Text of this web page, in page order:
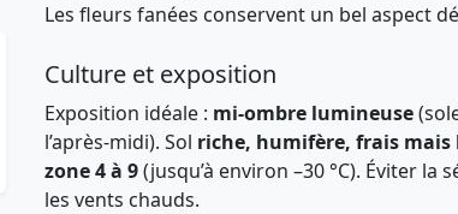
Les fleurs fanées conservent un bel aspect
Culture et exposition
Exposition idéale : mi-ombre lumineuse
l’après-midi). Sol riche, humifère, frais mais
zone 4 à 9(jusqu’à environ –30 °C). Éviter la
les vents chauds.